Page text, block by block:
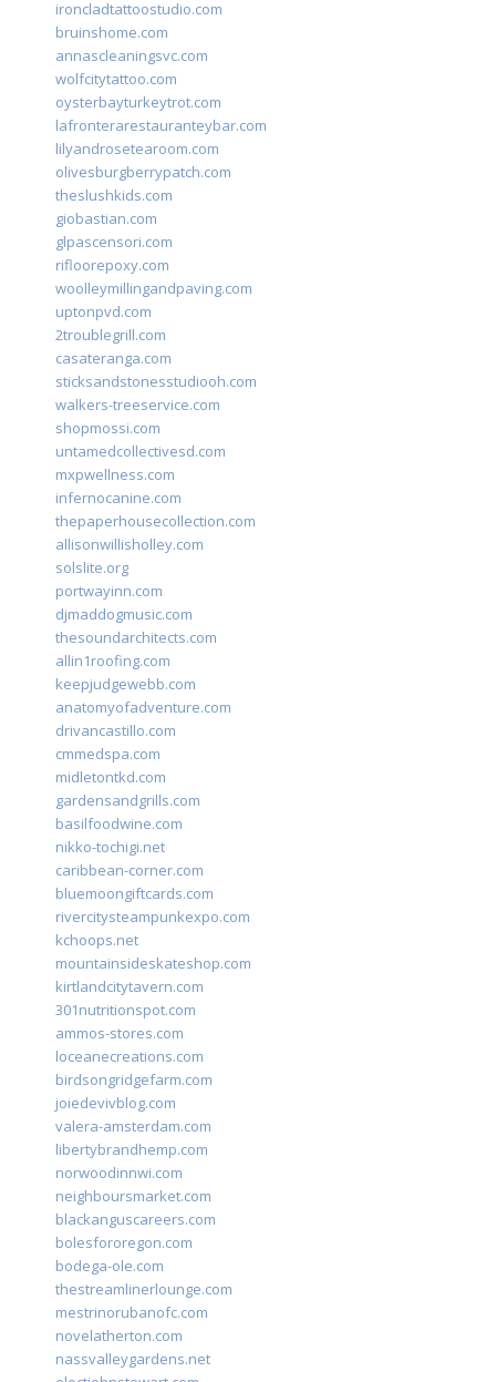
ironcladtattoostudio.com
bruinshome.com
annascleaningsvc.com
wolfcitytattoo.com
oysterbayturkeytrot.com
lafronterarestauranteybar.com
lilyandrosetearoom.com
olivesburgberrypatch.com
theslushkids.com
giobastian.com
glpascensori.com
rifloorepoxy.com
woolleymillingandpaving.com
uptonpvd.com
2troublegrill.com
casateranga.com
sticksandstonesstudiooh.com
walkers-treeservice.com
shopmossi.com
untamedcollectivesd.com
mxpwellness.com
infernocanine.com
thepaperhousecollection.com
allisonwillisholley.com
solslite.org
portwayinn.com
djmaddogmusic.com
thesoundarchitects.com
allin1roofing.com
keepjudgewebb.com
anatomyofadventure.com
drivancastillo.com
cmmedspa.com
midletontkd.com
gardensandgrills.com
basilfoodwine.com
nikko-tochigi.net
caribbean-corner.com
bluemoongiftcards.com
rivercitysteampunkexpo.com
kchoops.net
mountainsideskateshop.com
kirtlandcitytavern.com
301nutritionspot.com
ammos-stores.com
loceanecreations.com
birdsongridgefarm.com
joiedevivblog.com
valera-amsterdam.com
libertybrandhemp.com
norwoodinnwi.com
neighboursmarket.com
blackanguscareers.com
bolesfororegon.com
bodega-ole.com
thestreamlinerlounge.com
mestrinorubanofc.com
novelatherton.com
nassvalleygardens.net